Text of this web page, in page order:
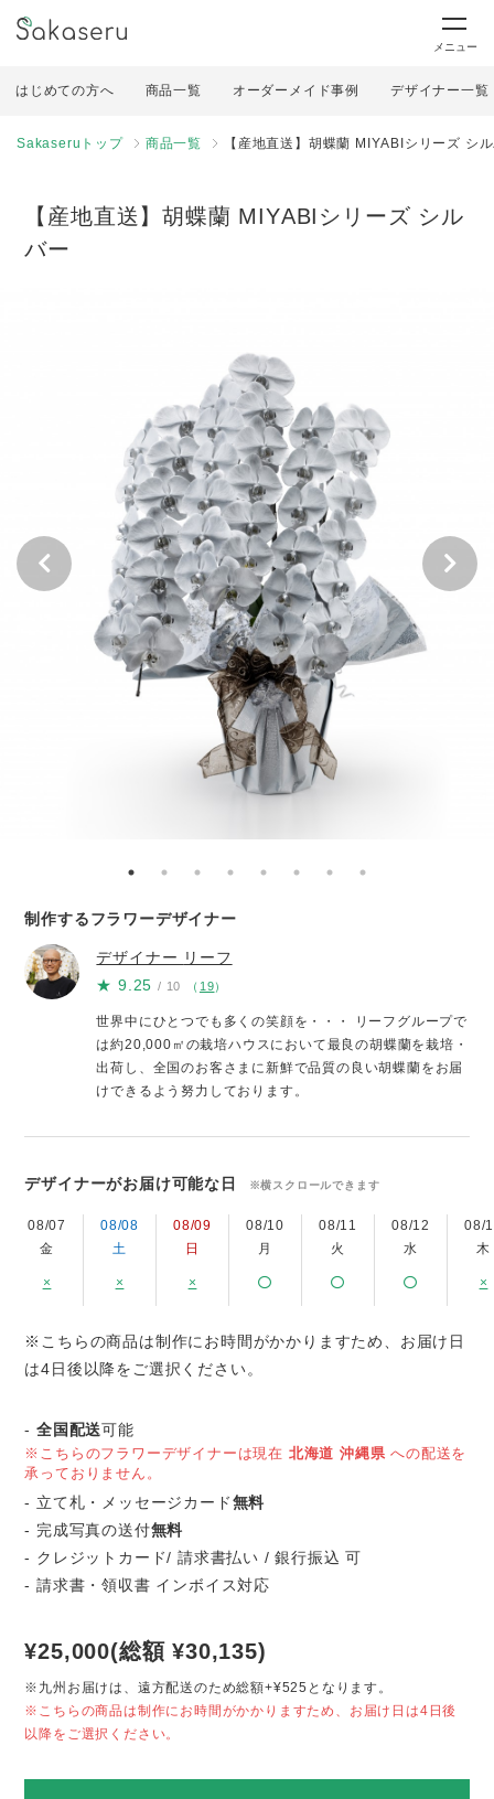
メニュー
はじめての方へ 商品一覧 オーダーメイド事例 デザイナー一覧
Sakaseruトップ 商品一覧 【産地直送】胡蝶蘭 MIYABIシリーズ シ
【産地直送】胡蝶蘭 MIYABIシリーズ シル
バー
制作するフラワーデザイナー
デザイナー リーフ
★ 9.25 / 10 （ 19）
世界中にひとつでも多くの笑顔を・・・ リーフグループで
は約20,000㎡の栽培ハウスにおいて最良の胡蝶蘭を栽培・
出荷し、全国のお客さまに新鮮で品質の良い胡蝶蘭をお届
けできるよう努力しております。
デザイナーがお届け可能な日 ※横スクロールできます
08/07
金
×
08/08
土
×
08/09
日
×
08/10
月
08/11
火
08/12
水
08/
木
×
※こちらの商品は制作にお時間がかかりますため、お届け日
は4日後以降をご選択ください。
-全国配送可能
※こちらのフラワーデザイナーは現在 北海道沖縄県への配送を
承っておりません。
- 立て札・メッセージカード無料
- 完成写真の送付無料
- クレジットカード/ 請求書払い / 銀行振込 可
- 請求書・領収書 インボイス対応
¥25,000(総額 ¥30,135)
※九州お届けは、遠方配送のため総額+¥525となります。
※こちらの商品は制作にお時間がかかりますため、お届け日は4日後
以降をご選択ください。